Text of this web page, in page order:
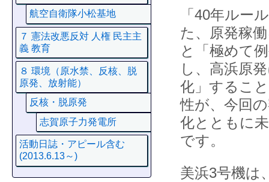
「40年ルー
た、原発稼
と「極めて
し、高浜原
化」するこ
性が、今回
化とともに
です。
美浜3号機は
航空自衛隊小松基地
７ 憲法改悪反対 人権 民主主
義 教育
８ 環境（原水禁、反核、脱
原発、放射能）
反核・脱原発
志賀原子力発電所
活動日誌・アピール含む
(2013.6.13～)